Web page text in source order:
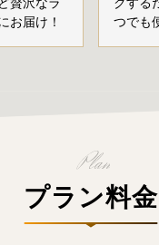
贅沢なラ
お届け！
クする
つでも
プラン料金